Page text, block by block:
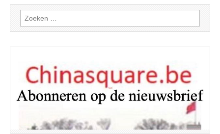
Zoeken
naar: